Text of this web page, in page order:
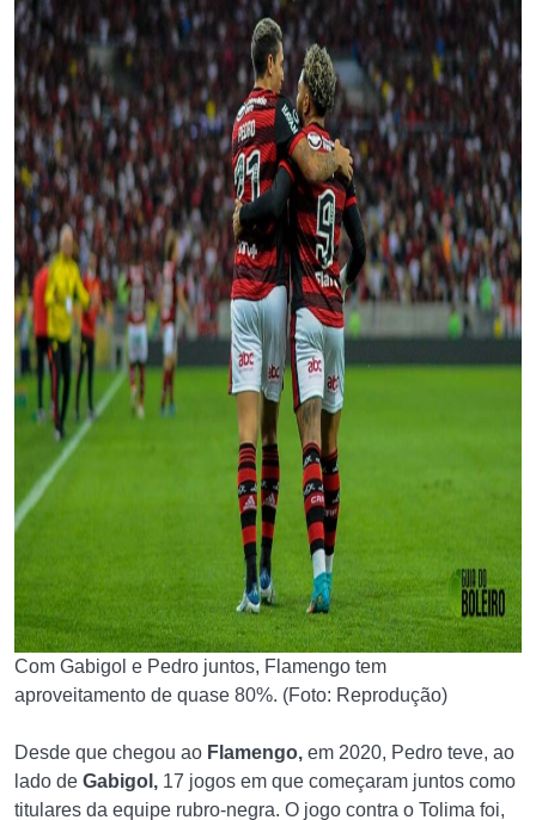
Com Gabigol e Pedro juntos, Flamengo tem
aproveitamento de quase 80%. (Foto: Reprodução)
Desde que chegou ao Flamengo, em 2020, Pedro teve, ao
lado de Gabigol, 17 jogos em que começaram juntos como
titulares da equipe rubro-negra. O jogo contra o Tolima foi,